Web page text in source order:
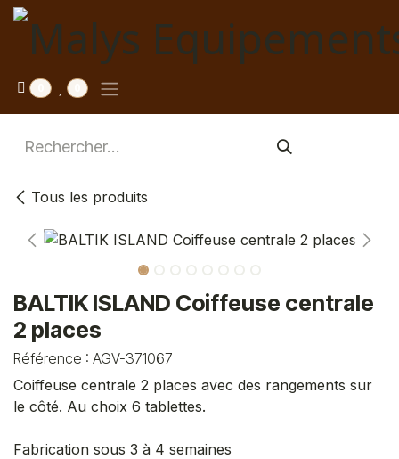
Se rendre au contenu
Tous les produits
BALTIK ISLAND Coiffeuse centrale
2 places
Référence : AGV-371067
Coiffeuse centrale 2 places avec des rangements sur
le côté. Au choix 6 tablettes.
Fabrication sous 3 à 4 semaines